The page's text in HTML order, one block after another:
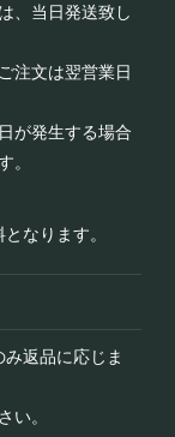
、当日発送致し
注文は翌営業日
が発生する場合
。
なります。
返品に応じま
い。